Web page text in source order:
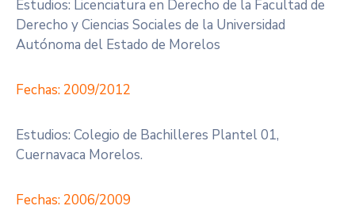
Estudios: Licenciatura en Derecho de la Facultad de
Derecho y Ciencias Sociales de la Universidad
Autónoma del Estado de Morelos
Fechas: 2009/2012
Estudios: Colegio de Bachilleres Plantel 01,
Cuernavaca Morelos.
Fechas: 2006/2009